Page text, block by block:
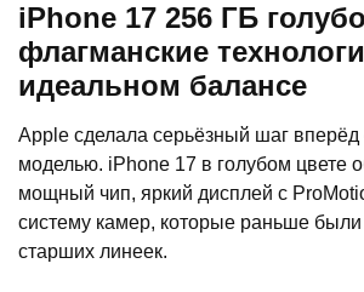
iPhone 17 256 ГБ
флагманские
идеальном балансе
Apple сделала серьёзный шаг вперёд
моделью. iPhone 17 в голубом цвете
мощный чип, яркий дисплей с
систему камер, которые раньше были
старших линеек.